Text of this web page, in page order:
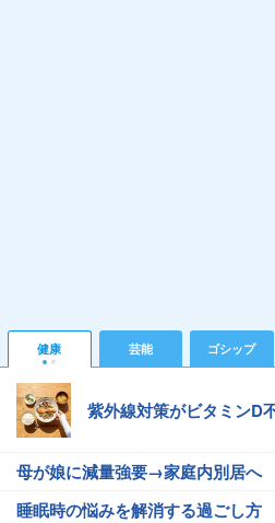
健康 芸能 ゴシップ
紫外線対策がビタミンD
母が娘に減量強要→家庭内別居へ
睡眠時の悩みを解消する過ごし方